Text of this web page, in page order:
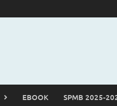
EBOOK SPMB 2025-